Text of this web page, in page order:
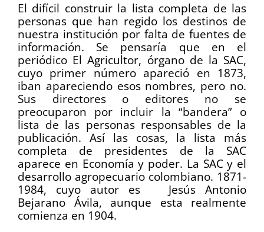
El difícil construir la lista completa de las
personas que han regido los destinos de
nuestra institución por falta de fuentes de
información. Se pensaría que en el
periódico El Agricultor, órgano de la SAC,
cuyo primer número apareció en 1873,
iban apareciendo esos nombres, pero no.
Sus directores o editores no se
preocuparon por incluir la “bandera” o
lista de las personas responsables de la
publicación. Así las cosas, la lista más
completa de presidentes de la SAC
aparece en Economía y poder. La SAC y el
desarrollo agropecuario colombiano. 1871-
1984, cuyo autor es Jesús Antonio
Bejarano Ávila, aunque esta realmente
comienza en 1904.